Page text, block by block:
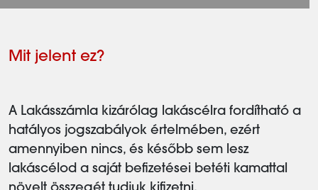
Mit jelent ez?
A Lakásszámla kizárólag lakáscélra fordítható a
hatályos jogszabályok értelmében, ezért
amennyiben nincs, és később sem lesz
lakáscélod a saját befizetései betéti kamattal